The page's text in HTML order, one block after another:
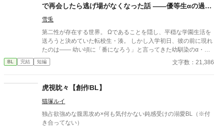
で再会したら逃げ場がなくなった話 ――優等生αの過保
護な束縛は恋か支配か
雪兎
第二性が存在する世界。 Ωであることを隠し、平穏な学園生活を
送ろうと決めていた転校生・湊。 しかし入学初日、彼の前に現れ
たのは―― 幼い頃に「番になろう」と言ってきた幼馴染のα・蓮
だった。 成績優秀、容姿端麗、生徒から絶大な信頼を集める完璧
なα。 だが湊だけが知っている。 彼が異常なほど執着深いこと
るだけだよ」 座席、時間割、交友関係、体調管理。 いつの間にか
整えられていく環境。 逃げ場のない距離。 番を拒みたいΩと、手
放す気のないα。 これは保護か、それとも束縛か。 閉じた学園の
中で、二人の関係は静かに歪み始める――。
BL 完結 短編 文字数：21,386
虎視眈々【創作BL】
猫塚ルイ
独占欲強めな腹黒攻め×何も気付かない鈍感受けの溺愛BL（※付
き合ってない）